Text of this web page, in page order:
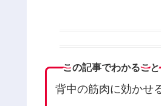
この記事でわかること
背中の筋肉に効かせ